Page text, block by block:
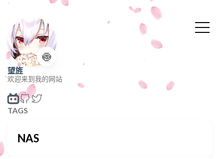
🍥
望旌
欢迎来到我的网站
TAGS
NAS